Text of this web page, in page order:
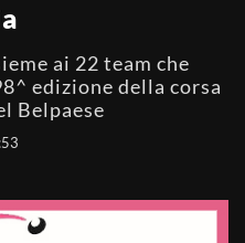
ai 22 team che
edizione della corsa
Belpaese